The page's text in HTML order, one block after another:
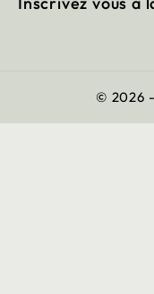
© 2026